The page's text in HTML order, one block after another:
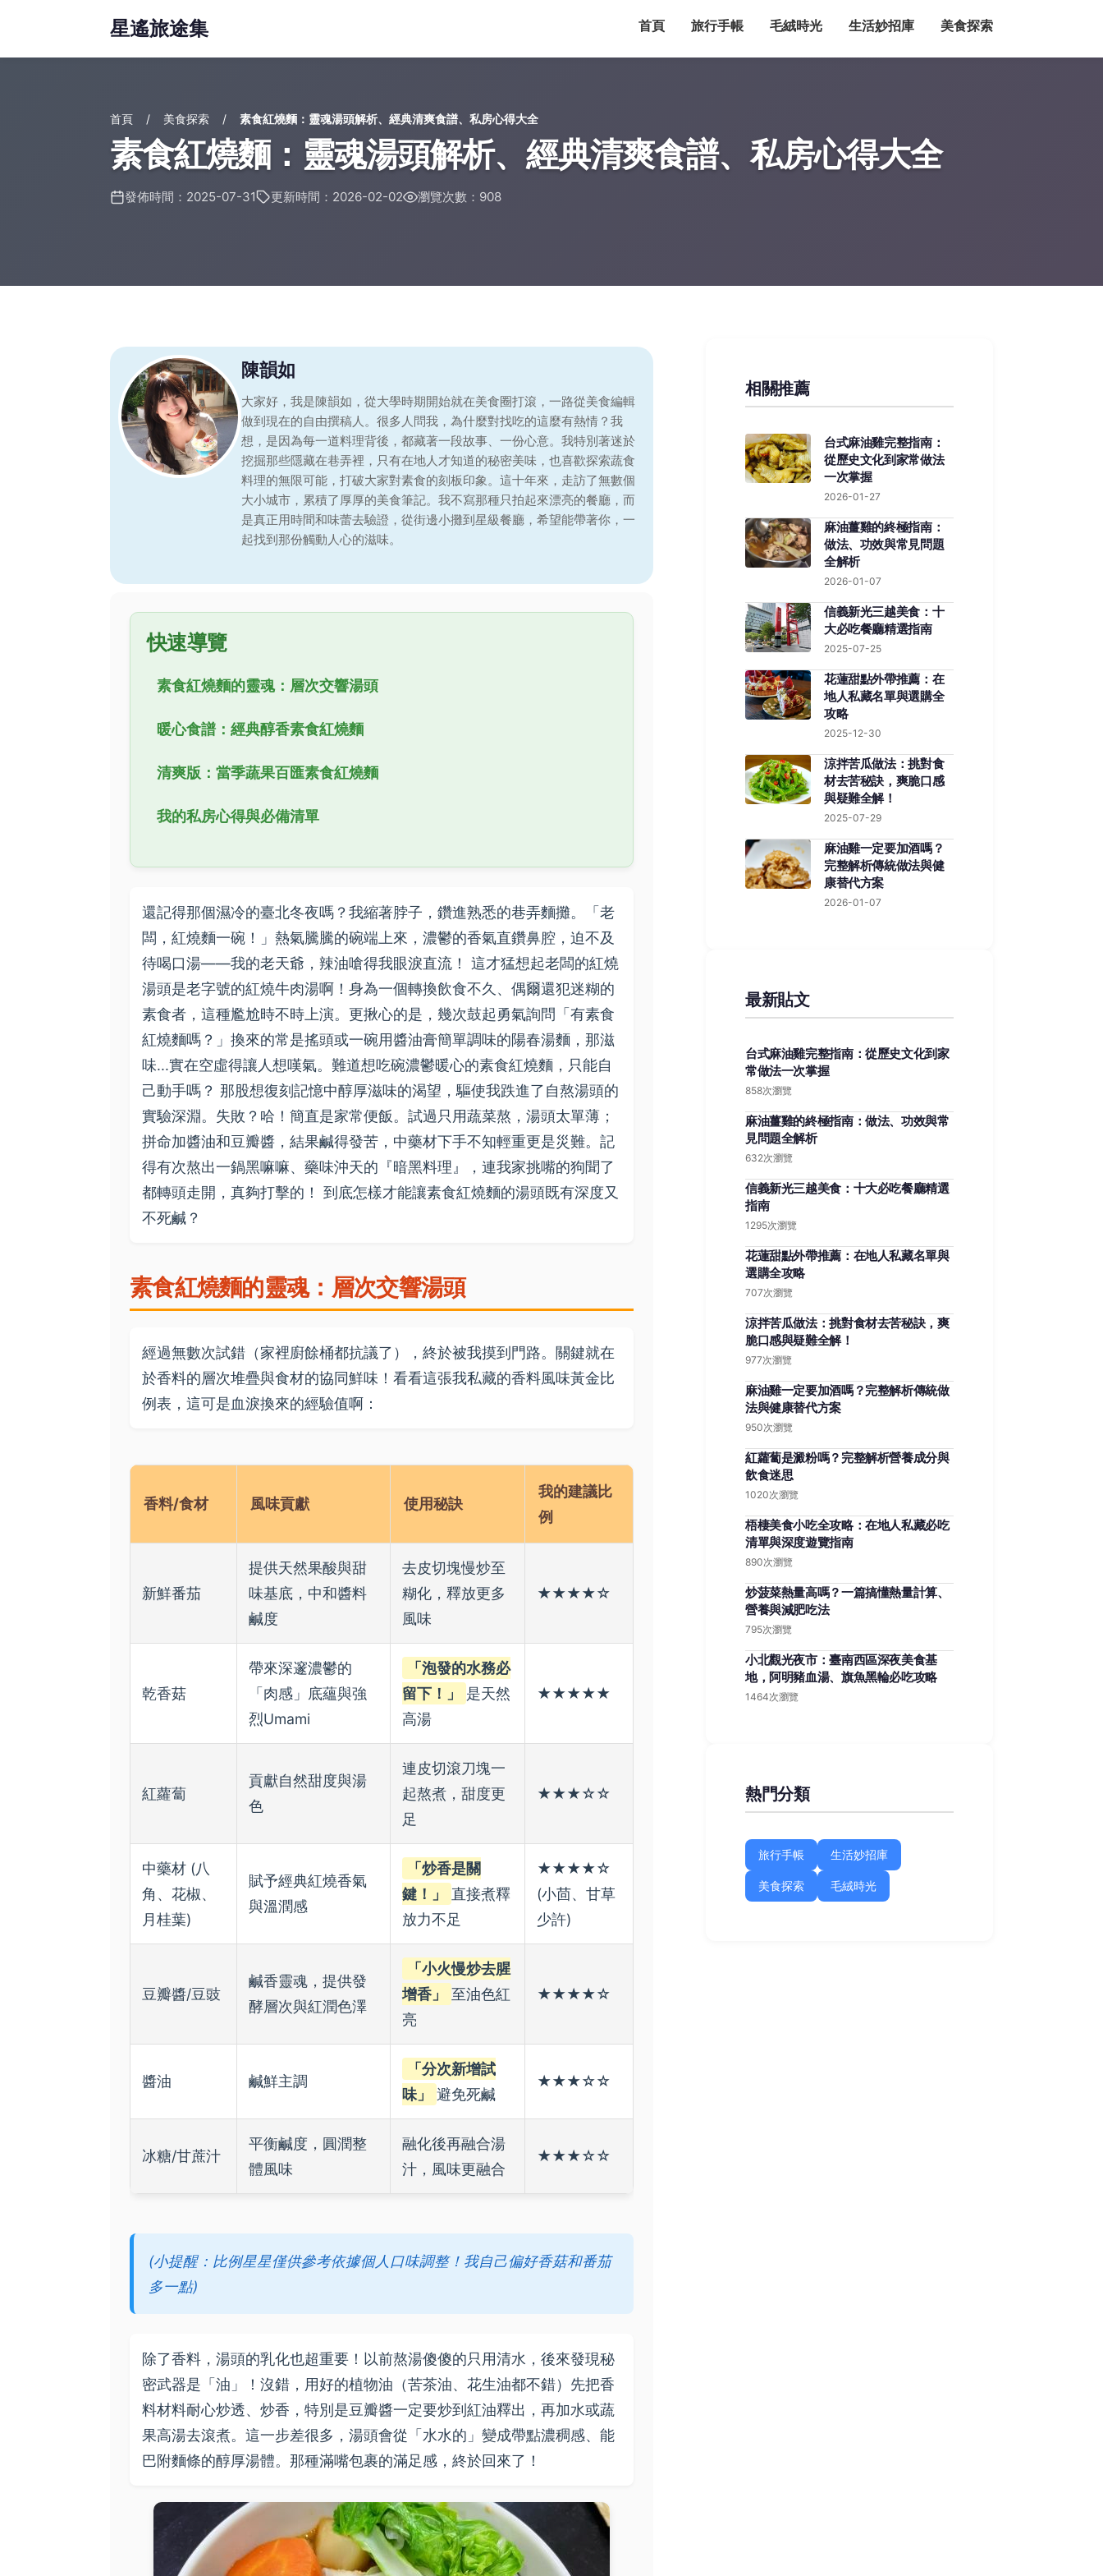
星遙旅途集 首頁 旅行手帳 毛絨時光 生活妙招庫 美食探索
首頁 美食探索 素食紅燒麵：靈魂湯頭解析、經典清爽食譜、私房心得大全
素食紅燒麵：靈魂湯頭解析、經典清爽食譜、私房心得大全
發佈時間：2025-07-31 更新時間：2026-02-02 瀏覽次數：908
陳韻如
大家好，我是陳韻如，從大學時期開始就在美食圈打滾，一路從美食編輯
做到現在的自由撰稿人。很多人問我，為什麼對找吃的這麼有熱情？我
想，是因為每一道料理背後，都藏著一段故事、一份心意。我特別著迷於
挖掘那些隱藏在巷弄裡，只有在地人才知道的秘密美味，也喜歡探索蔬食
料理的無限可能，打破大家對素食的刻板印象。這十年來，走訪了無數個
大小城市，累積了厚厚的美食筆記。我不寫那種只拍起來漂亮的餐廳，而
是真正用時間和味蕾去驗證，從街邊小攤到星級餐廳，希望能帶著你，一
起找到那份觸動人心的滋味。
快速導覽
素食紅燒麵的靈魂：層次交響湯頭
暖心食譜：經典醇香素食紅燒麵
清爽版：當季蔬果百匯素食紅燒麵
我的私房心得與必備清單
還記得那個濕冷的臺北冬夜嗎？我縮著脖子，鑽進熟悉的巷弄麵攤。「老
闆，紅燒麵一碗！」熱氣騰騰的碗端上來，濃鬱的香氣直鑽鼻腔，迫不及
待喝口湯——我的老天爺，辣油嗆得我眼淚直流！ 這才猛想起老闆的紅燒
湯頭是老字號的紅燒牛肉湯啊！身為一個轉換飲食不久、偶爾還犯迷糊的
素食者，這種尷尬時不時上演。更揪心的是，幾次鼓起勇氣詢問「有素食
紅燒麵嗎？」換來的常是搖頭或一碗用醬油膏簡單調味的陽春湯麵，那滋
味...實在空虛得讓人想嘆氣。難道想吃碗濃鬱暖心的素食紅燒麵，只能自
己動手嗎？ 那股想復刻記憶中醇厚滋味的渴望，驅使我跌進了自熬湯頭的
實驗深淵。失敗？哈！簡直是家常便飯。試過只用蔬菜熬，湯頭太單薄；
拼命加醬油和豆瓣醬，結果鹹得發苦，中藥材下手不知輕重更是災難。記
得有次熬出一鍋黑嘛嘛、藥味沖天的『暗黑料理』，連我家挑嘴的狗聞了
都轉頭走開，真夠打擊的！ 到底怎樣才能讓素食紅燒麵的湯頭既有深度又
不死鹹？
素食紅燒麵的靈魂：層次交響湯頭
經過無數次試錯（家裡廚餘桶都抗議了），終於被我摸到門路。關鍵就在
於香料的層次堆疊與食材的協同鮮味！看看這張我私藏的香料風味黃金比
例表，這可是血淚換來的經驗值啊：
香料/食材 風味貢獻 使用秘訣
我的建議比
例
新鮮番茄
提供天然果酸與甜
味基底，中和醬料
鹹度
去皮切塊慢炒至
糊化，釋放更多
風味
★★★★☆
乾香菇
帶來深邃濃鬱的
「肉感」底蘊與強
烈Umami
「泡發的水務必
留下！」
是天然
高湯
★★★★★
紅蘿蔔
貢獻自然甜度與湯
色
連皮切滾刀塊一
起熬煮，甜度更
足
★★★☆☆
中藥材 (八
角、花椒、
月桂葉)
賦予經典紅燒香氣
與溫潤感
「炒香是關
鍵！」
直接煮釋
放力不足
★★★★☆
(小茴、甘草
少許)
豆瓣醬/豆豉
鹹香靈魂，提供發
酵層次與紅潤色澤
「小火慢炒去腥
增香」
至油色紅
亮
★★★★☆
醬油 鹹鮮主調
「分次新增試
味」
避免死鹹
★★★☆☆
冰糖/甘蔗汁
平衡鹹度，圓潤整
體風味
融化後再融合湯
汁，風味更融合
★★★☆☆
(小提醒：比例星星僅供參考依據個人口味調整！我自己偏好香菇和番茄
多一點)
除了香料，湯頭的乳化也超重要！以前熬湯傻傻的只用清水，後來發現秘
密武器是「油」！沒錯，用好的植物油（苦茶油、花生油都不錯）先把香
料材料耐心炒透、炒香，特別是豆瓣醬一定要炒到紅油釋出，再加水或蔬
果高湯去滾煮。這一步差很多，湯頭會從「水水的」變成帶點濃稠感、能
巴附麵條的醇厚湯體。那種滿嘴包裹的滿足感，終於回來了！
相關推薦
台式麻油雞完整指南：
從歷史文化到家常做法
一次掌握
2026-01-27
麻油薑雞的終極指南：
做法、功效與常見問題
全解析
2026-01-07
信義新光三越美食：十
大必吃餐廳精選指南
2025-07-25
花蓮甜點外帶推薦：在
地人私藏名單與選購全
攻略
2025-12-30
涼拌苦瓜做法：挑對食
材去苦秘訣，爽脆口感
與疑難全解！
2025-07-29
麻油雞一定要加酒嗎？
完整解析傳統做法與健
康替代方案
2026-01-07
最新貼文
台式麻油雞完整指南：從歷史文化到家
常做法一次掌握
858次瀏覽
麻油薑雞的終極指南：做法、功效與常
見問題全解析
632次瀏覽
信義新光三越美食：十大必吃餐廳精選
指南
1295次瀏覽
花蓮甜點外帶推薦：在地人私藏名單與
選購全攻略
707次瀏覽
涼拌苦瓜做法：挑對食材去苦秘訣，爽
脆口感與疑難全解！
977次瀏覽
麻油雞一定要加酒嗎？完整解析傳統做
法與健康替代方案
950次瀏覽
紅蘿蔔是澱粉嗎？完整解析營養成分與
飲食迷思
1020次瀏覽
梧棲美食小吃全攻略：在地人私藏必吃
清單與深度遊覽指南
890次瀏覽
炒菠菜熱量高嗎？一篇搞懂熱量計算、
營養與減肥吃法
795次瀏覽
小北觀光夜市：臺南西區深夜美食基
地，阿明豬血湯、旗魚黑輪必吃攻略
1464次瀏覽
熱門分類
旅行手帳 生活妙招庫
美食探索 毛絨時光